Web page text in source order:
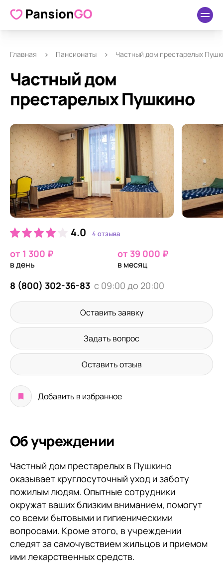
О пансионате Удобства Отзывы
Главная Пансионаты Частный дом престарелых
Частный дом
престарелых Пушкино
4.0 4 отзыва
от 1 300 ₽
в день
от 39 000 ₽
в месяц
8 (800) 302-36-83 с 09:00 до 20:00
Оставить заявку
Задать вопрос
Оставить отзыв
Добавить в избранное
Об учреждении
Частный дом престарелых в Пушкино
оказывает круглосуточный уход и заботу
пожилым людям. Опытные сотрудники
окружат ваших близким вниманием, помогут
со всеми бытовыми и гигиеническими
вопросами. Кроме этого, в учреждении
следят за самочувствием жильцов и приемом
ими лекарственных средств.